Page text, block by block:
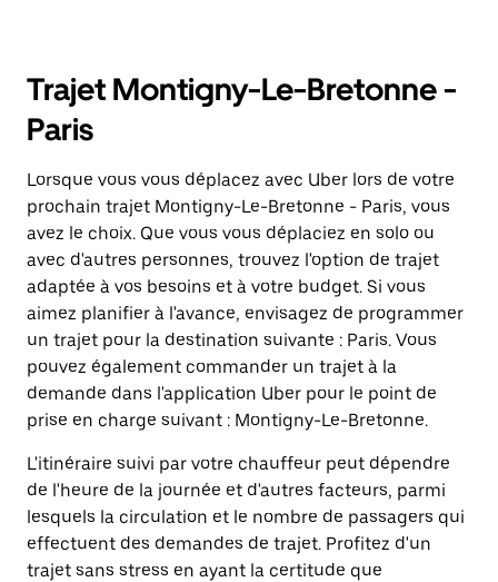
Trajet Montigny-Le-Bretonne -
Paris
Lorsque vous vous déplacez avec Uber lors de votre
prochain trajet Montigny-Le-Bretonne - Paris, vous
avez le choix. Que vous vous déplaciez en solo ou
avec d'autres personnes, trouvez l'option de trajet
adaptée à vos besoins et à votre budget. Si vous
aimez planifier à l'avance, envisagez de programmer
un trajet pour la destination suivante : Paris. Vous
pouvez également commander un trajet à la
demande dans l'application Uber pour le point de
prise en charge suivant : Montigny-Le-Bretonne.
L'itinéraire suivi par votre chauffeur peut dépendre
de l'heure de la journée et d'autres facteurs, parmi
lesquels la circulation et le nombre de passagers qui
effectuent des demandes de trajet. Profitez d'un
trajet sans stress en ayant la certitude que